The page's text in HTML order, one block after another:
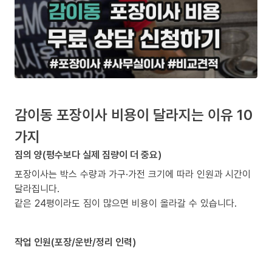
감이동 포장이사 비용이 달라지는 이유 10
가지
짐의 양(평수보다 실제 짐량이 더 중요)
포장이사는 박스 수량과 가구·가전 크기에 따라 인원과 시간이
달라집니다.
같은 24평이라도 짐이 많으면 비용이 올라갈 수 있습니다.
작업 인원(포장/운반/정리 인력)